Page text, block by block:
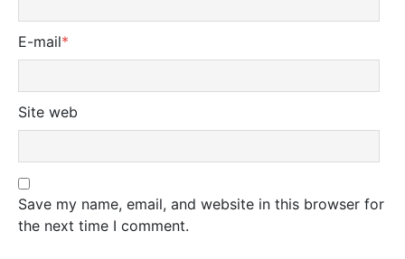
E-mail*
Site web
Save my name, email, and website in this browser for
the next time I comment.